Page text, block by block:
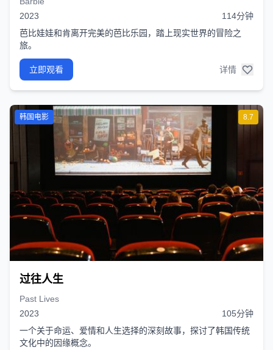
2023
114分钟
芭比娃娃和肯离开完美的芭比乐园，踏上现实世界的冒险之
旅。
立即观看 详情
8.7
韩国电影
过往人生
Past Lives
2023
105分钟
一个关于命运、爱情和人生选择的深刻故事，探讨了韩国传统
文化中的因缘概念。